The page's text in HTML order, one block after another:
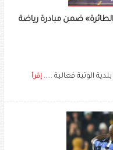
ضمن مبادرة رياضة
الوثبة فعالية ..... إقرأ